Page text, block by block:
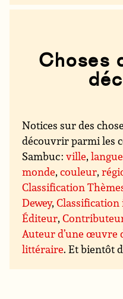
Choses
Notices sur des
découvrir parmi les
Sambuc :ville,
monde,couleur,
Classification
Dewey,
Éditeur,
Auteur d’une œuvre
littéraire. Et bientôt